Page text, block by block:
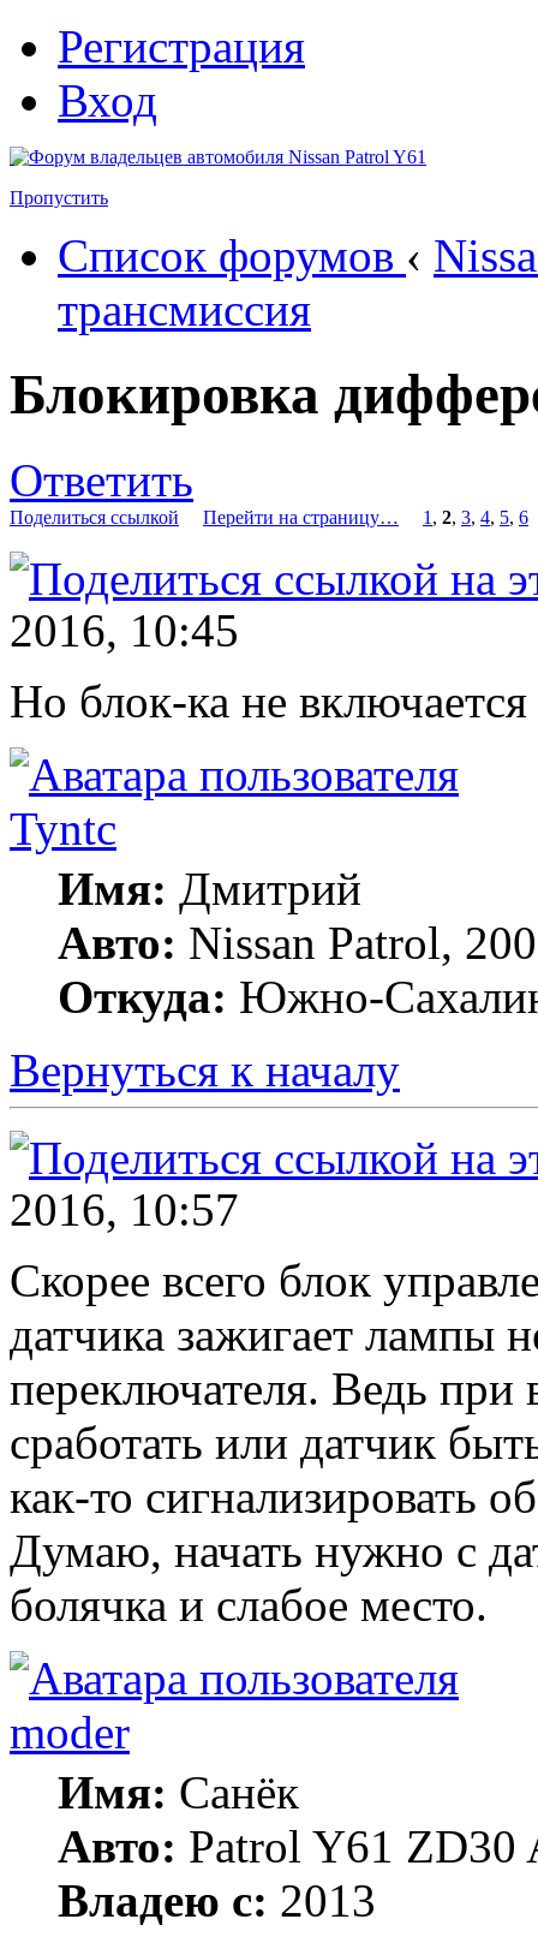
Регистрация
Вход
Пропустить
Список форумов ‹
трансмиссия
Блокировка
Ответить
Поделиться ссылкой Перейти на страницу… 1 , 2, 3, 4, 5, 6
2016, 10:45
Но блок-ка не
Tyntc
Имя: Дмитрий
Авто: Nissan Patrol,
Откуда: Южно-
Вернуться к началу
2016, 10:57
Скорее всего блок
датчика зажигает лампы
переключателя. Ведь
сработать или датчик
как-то сигнализировать
Думаю, начать нужно с
болячка и слабое место.
moder
Имя: Санёк
Авто: Patrol Y61 ZD30
Владею с: 2013